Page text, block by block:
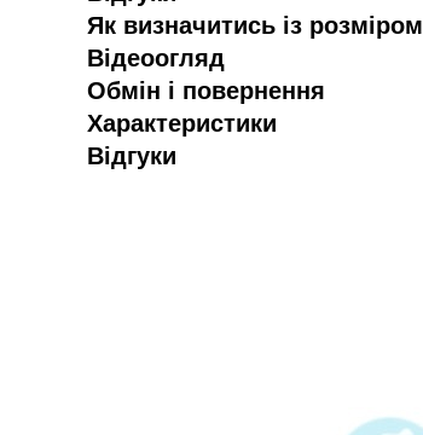
Як визначитись із розміром
Відеоогляд
Обмін і повернення
Характеристики
Відгуки